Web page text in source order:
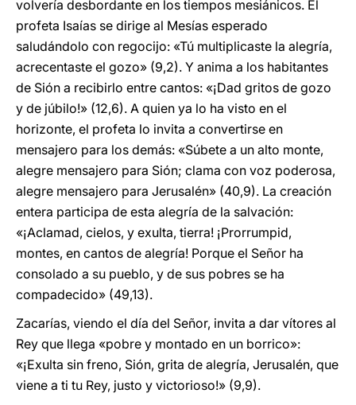
volvería desbordante en los tiempos mesiánicos. El
profeta Isaías se dirige al Mesías esperado
saludándolo con regocijo: «Tú multiplicaste la alegría,
acrecentaste el gozo» (9,2). Y anima a los habitantes
de Sión a recibirlo entre cantos: «¡Dad gritos de gozo
y de júbilo!» (12,6). A quien ya lo ha visto en el
horizonte, el profeta lo invita a convertirse en
mensajero para los demás: «Súbete a un alto monte,
alegre mensajero para Sión; clama con voz poderosa,
alegre mensajero para Jerusalén» (40,9). La creación
entera participa de esta alegría de la salvación:
«¡Aclamad, cielos, y exulta, tierra! ¡Prorrumpid,
montes, en cantos de alegría! Porque el Señor ha
consolado a su pueblo, y de sus pobres se ha
compadecido» (49,13).
Zacarías, viendo el día del Señor, invita a dar vítores al
Rey que llega «pobre y montado en un borrico»:
«¡Exulta sin freno, Sión, grita de alegría, Jerusalén, que
viene a ti tu Rey, justo y victorioso!» (9,9).